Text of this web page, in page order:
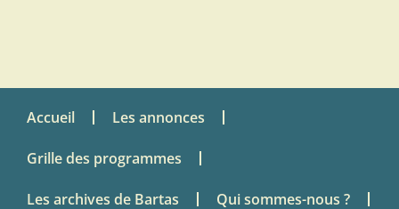
Accueil Les annonces
Grille des programmes
Les archives de Bartas Qui sommes-nous ?